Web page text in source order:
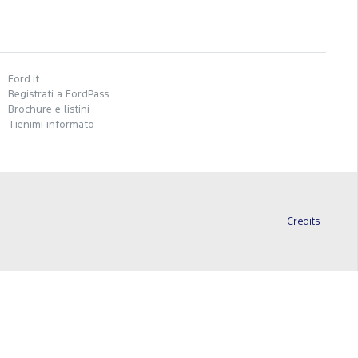
Ford.it
Registrati a FordPass
Brochure e listini
Tienimi informato
Credits